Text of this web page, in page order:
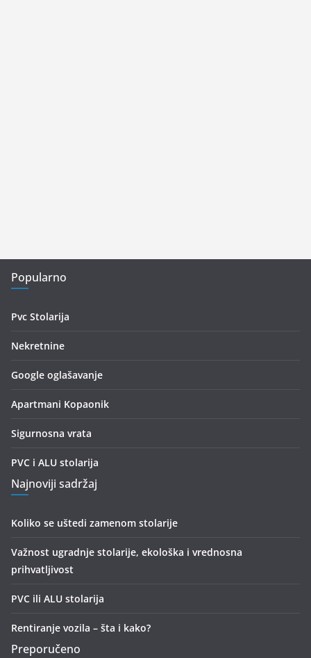
Popularno
Pvc Stolarija
Nekretnine
Google oglašavanje
Apartmani Kopaonik
Sigurnosna vrata
PVC i ALU stolarija
Najnoviji sadržaj
Koliko se uštedi zamenom stolarije
Važnost ugradnje stolarije, ekološka i vrednosna
prihvatljivost
PVC ili ALU stolarija
Rentiranje vozila – šta i kako?
Preporučeno